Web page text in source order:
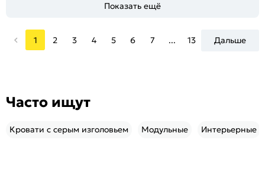
Показать ещё
1 2 3 4 5 6 7 ... 13 Дальше
Часто ищут
Кровати с серым изголовьем Модульные Интерьерные